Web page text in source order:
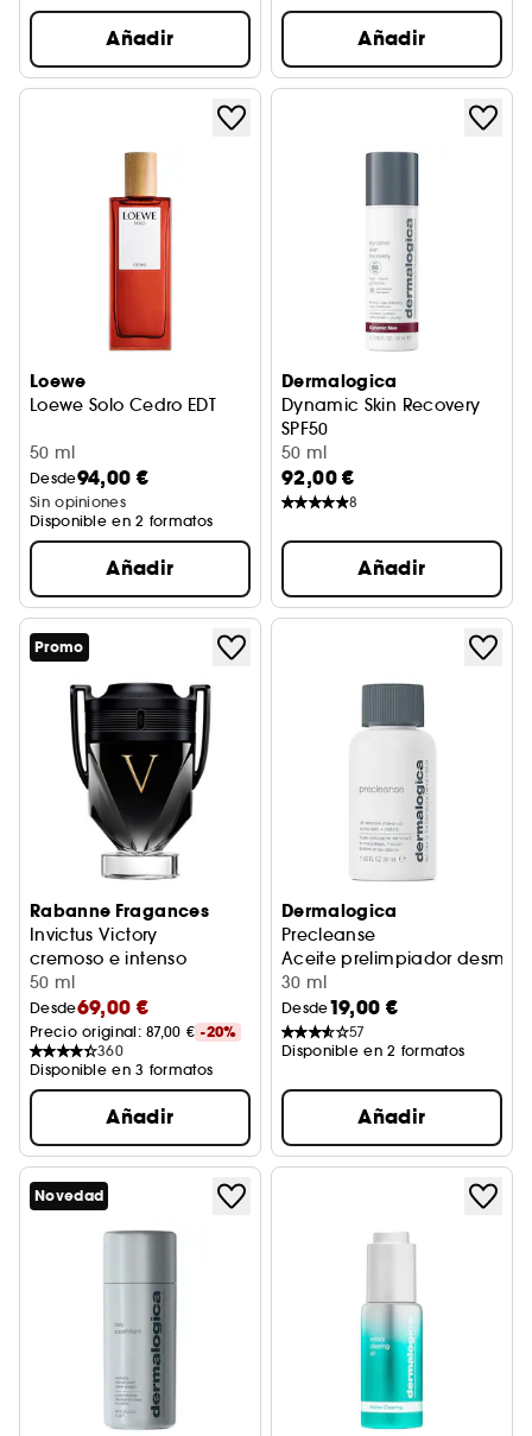
Añadir Añadir
Loewe
Loewe Solo Cedro EDT
50 ml
Desde94,00 €
Sin opiniones
Disponible en 2 formatos
Añadir
Dermalogica
Dynamic Skin Recovery
SPF50
Fluido hidratante reafirmante
50 ml
92,00 €
8
Añadir
Promo
Rabanne Fragances
Invictus Victory
cremoso e intenso
50 ml
Desde69,00 €
Precio original: 87,00 € -20%
360
Disponible en 3 formatos
Añadir
Dermalogica
Precleanse
Aceite prelimpiador
30 ml
Desde19,00 €
57
Disponible en 2 formatos
Añadir
Novedad